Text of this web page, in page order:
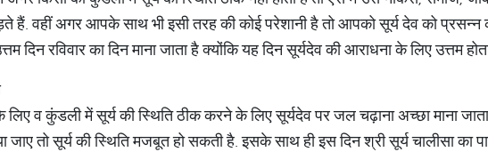
हैं. वहीं अगर आपके साथ भी इसी तरह की कोई परेशानी है तो आपको सूर्य देव को प्रसन्न
रविवार का दिन माना जाता है क्योंकि यह दिन सूर्यदेव की आराधना के लिए उत्तम
व कुंडली में सूर्य की स्थिति ठीक करने के लिए सूर्यदेव पर जल चढ़ाना अच्छा माना
जाए तो सूर्य की स्थिति मजबूत हो सकती है. इसके साथ ही इस दिन श्री सूर्य चालीसा का